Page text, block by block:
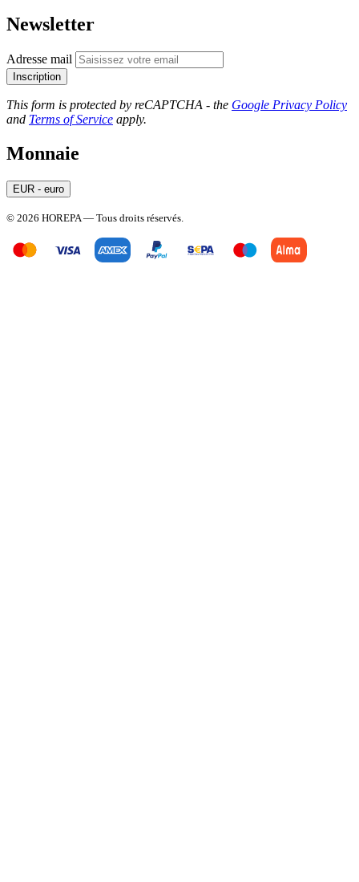
Newsletter
Adresse mail
Inscription
This form is protected by reCAPTCHA - the Google Privacy Policy
and Terms of Service apply.
Monnaie
EUR - euro
© 2026 HOREPA — Tous droits réservés.